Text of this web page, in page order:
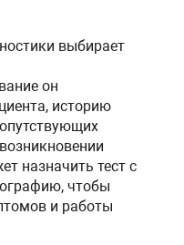
выбирает
он
историю
назначить тест с
чтобы
и работы